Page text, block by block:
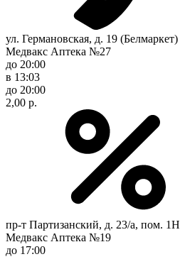
ул. Германовская, д. 19 (Белмаркет)
Медвакс Аптека №27
до 20:00
в 13:03
до 20:00
2,00 р.
пр-т Партизанский, д. 23/а, пом. 1Н
Медвакс Аптека №19
до 17:00